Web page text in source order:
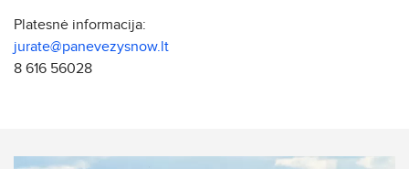
Platesnė informacija:
jurate@panevezysnow.lt
8 616 56028